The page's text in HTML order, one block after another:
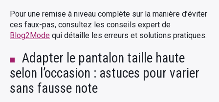
Pour une remise à niveau complète sur la manière d’éviter
ces faux-pas, consultez les conseils expert de
Blog2Mode qui détaille les erreurs et solutions pratiques.
Adapter le pantalon taille haute
selon l’occasion : astuces pour varier
sans fausse note